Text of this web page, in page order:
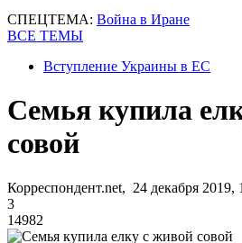
СПЕЦТЕМА: Война в Иране
ВСЕ ТЕМЫ
Вступление Украины в ЕС
Семья купила
совой
Корреспондент.net, 24 декабря 2019,
3
14982